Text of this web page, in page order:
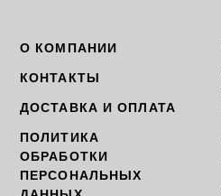
О КОМПАНИИ
КОНТАКТЫ
ДОСТАВКА И ОПЛАТА
ПОЛИТИКА
ОБРАБОТКИ
ПЕРСОНАЛЬНЫХ